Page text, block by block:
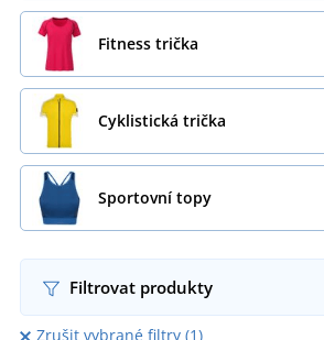
Fitness trička
Cyklistická trička
Sportovní topy
Filtrovat produkty
Zrušit vybrané filtry (1)